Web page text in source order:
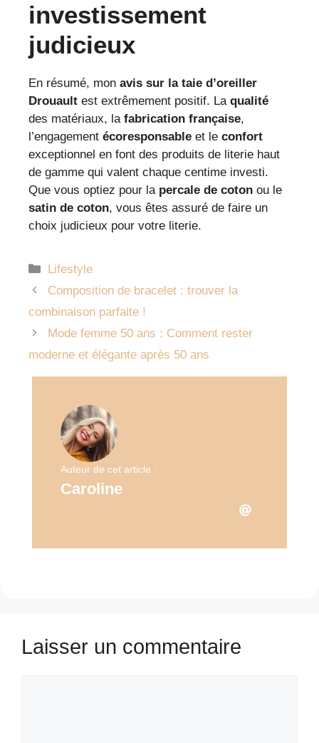
investissement
judicieux
En résumé, mon avis sur la taie d’oreiller
Drouault est extrêmement positif. La qualité
des matériaux, la fabrication française,
l’engagement écoresponsable et le confort
exceptionnel en font des produits de literie haut
de gamme qui valent chaque centime investi.
Que vous optiez pour la percale de coton ou le
satin de coton, vous êtes assuré de faire un
choix judicieux pour votre literie.
Catégories
Lifestyle
Composition de bracelet : trouver la
combinaison parfaite !
Mode femme 50 ans : Comment rester
moderne et élégante après 50 ans
Auteur de cet article :
Caroline
Laisser un commentaire